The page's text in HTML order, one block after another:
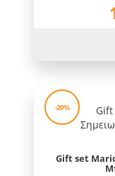
-20%
Gift set